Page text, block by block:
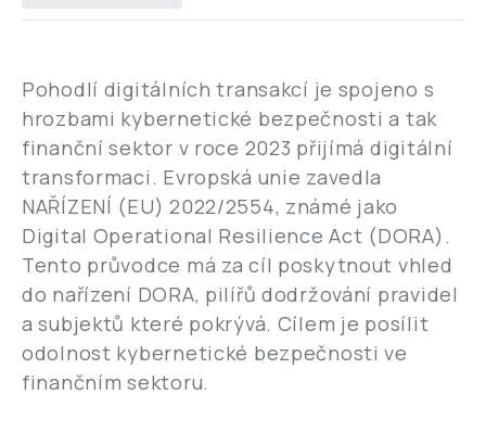
Pohodlí digitálních transakcí je spojeno s
hrozbami kybernetické bezpečnosti a tak
finanční sektor v roce 2023 přijímá digitální
transformaci. Evropská unie zavedla
NAŘÍZENÍ (EU) 2022/2554, známé jako
Digital Operational Resilience Act (DORA).
Tento průvodce má za cíl poskytnout vhled
do nařízení DORA, pilířů dodržování pravidel
a subjektů které pokrývá. Cílem je posílit
odolnost kybernetické bezpečnosti ve
finančním sektoru.